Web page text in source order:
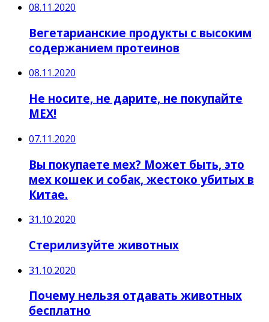
08.11.2020
Вегетарианские продукты с высоким
содержанием протеинов
08.11.2020
Не носите, не дарите, не покупайте
МЕХ!
07.11.2020
Вы покупаете мех? Может быть, это
мех кошек и собак, жестоко убитых в
Китае.
31.10.2020
Стерилизуйте животных
31.10.2020
Почему нельзя отдавать животных
бесплатно